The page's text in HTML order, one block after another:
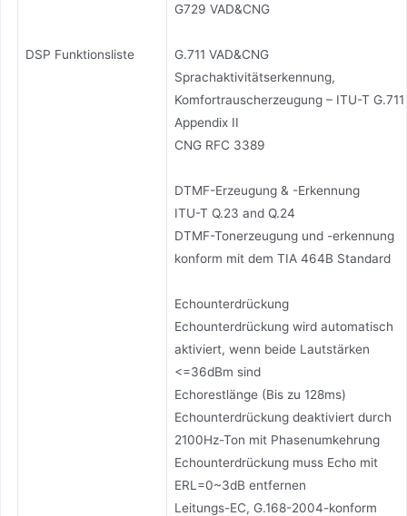
DSP Funktionsliste
G729 VAD&CNG
G.711 VAD&CNG
Sprachaktivitätserkennung,
Komfortrauscherzeugung – ITU-T G.711
Appendix II
CNG RFC 3389
DTMF-Erzeugung & -Erkennung
ITU-T Q.23 and Q.24
DTMF-Tonerzeugung und -erkennung
konform mit dem TIA 464B Standard
Echounterdrückung
Echounterdrückung wird automatisch
aktiviert, wenn beide Lautstärken
<=36dBm sind
Echorestlänge (Bis zu 128ms)
Echounterdrückung deaktiviert durch
2100Hz-Ton mit Phasenumkehrung
Echounterdrückung muss Echo mit
ERL=0~3dB entfernen
Leitungs-EC, G.168-2004-konform